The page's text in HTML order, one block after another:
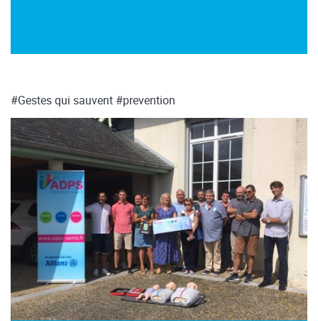
#Gestes qui sauvent #prevention